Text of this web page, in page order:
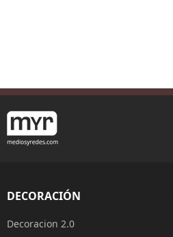
DECORACIÓN
Decoracion 2.0